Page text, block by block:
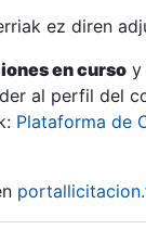
ez diren
en curso y
al perfil del
Plataforma de